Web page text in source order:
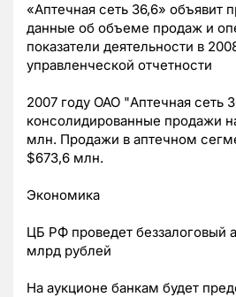
«Аптечная сеть 36,6» объявит
данные об объеме продаж и
показатели деятельности в
управленческой отчетности
2007 году ОАО "Аптечная сеть
консолидированные продажи
млн. Продажи в аптечном
$673,6 млн.
Экономика
ЦБ РФ проведет беззалоговый
млрд рублей
На аукционе банкам будет